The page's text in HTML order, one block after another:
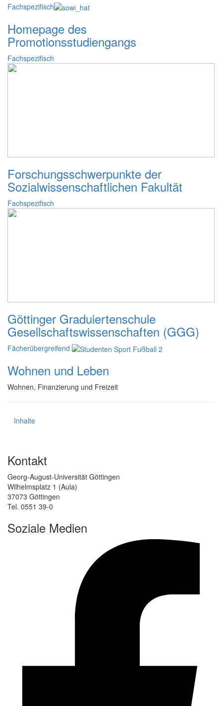
Fachspezifisch
Homepage des
Promotionsstudiengangs
Fachspezifisch
Forschungsschwerpunkte der
Sozialwissenschaftlichen Fakultät
Fachspezifisch
Göttinger Graduiertenschule
Gesellschaftswissenschaften (GGG)
Fächerübergreifend
Wohnen und Leben
Wohnen, Finanzierung und Freizeit
Inhalte
Kontakt
Georg-August-Universität Göttingen
Wilhelmsplatz 1 (Aula)
37073 Göttingen
Tel. 0551 39-0
Soziale Medien